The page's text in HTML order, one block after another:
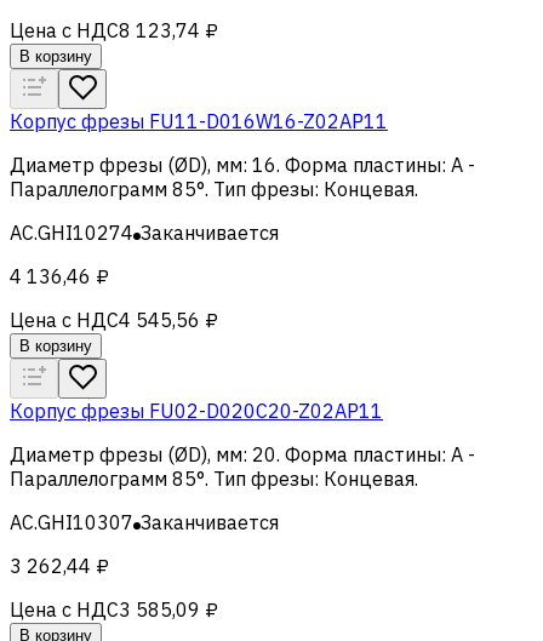
Цена с НДС8 123,74 ₽
В корзину
Корпус фрезы FU11-D016W16-Z02AP11
Диаметр фрезы (ØD), мм: 16. Форма пластины: A -
Параллелограмм 85°. Тип фрезы: Концевая.
AC.GHI10274 Заканчивается
4 136,46 ₽
Цена с НДС4 545,56 ₽
В корзину
Корпус фрезы FU02-D020C20-Z02AP11
Диаметр фрезы (ØD), мм: 20. Форма пластины: A -
Параллелограмм 85°. Тип фрезы: Концевая.
AC.GHI10307 Заканчивается
3 262,44 ₽
Цена с НДС3 585,09 ₽
В корзину